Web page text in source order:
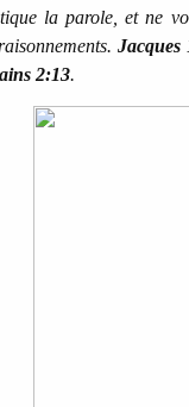
la parole, et ne
Jacques
2:13.